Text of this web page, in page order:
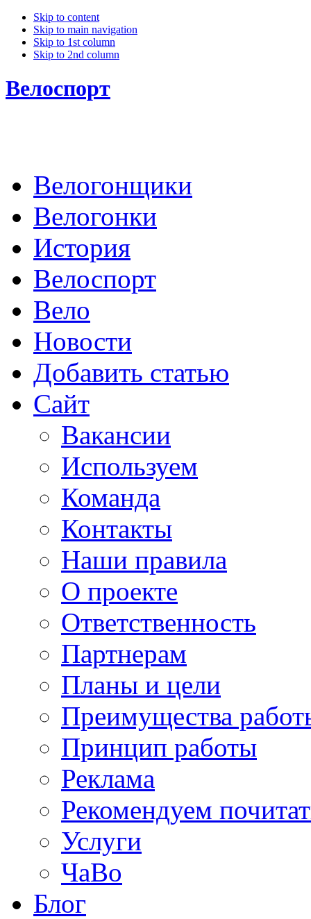
Skip to content
Skip to main navigation
Skip to 1st column
Skip to 2nd column
Велоспорт
Велогонщики
Велогонки
История
Велоспорт
Вело
Новости
Добавить статью
Сайт
Вакансии
Используем
Команда
Контакты
Наши правила
О проекте
Ответственность
Партнерам
Планы и цели
Преимущества
Принцип работы
Реклама
Рекомендуем
Услуги
ЧаВо
Блог